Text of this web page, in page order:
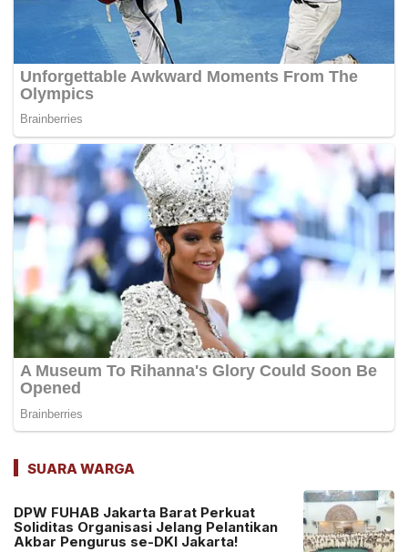
SUARA WARGA
DPW FUHAB Jakarta Barat Perkuat
Soliditas Organisasi Jelang Pelantikan
Akbar Pengurus se-DKI Jakarta!